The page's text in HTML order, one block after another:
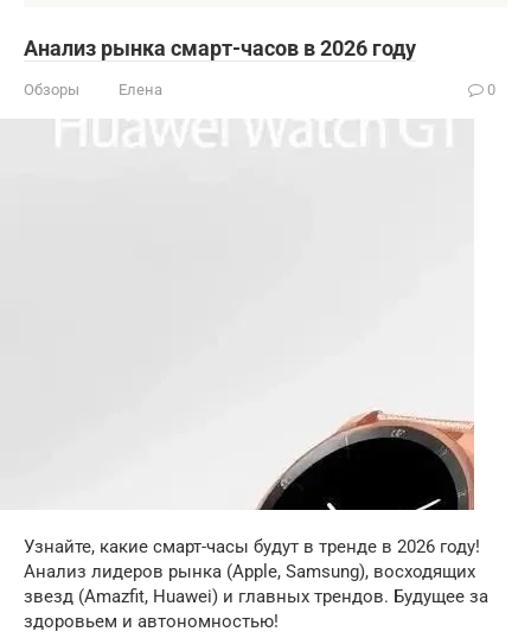
Анализ рынка смарт-часов в 2026 году
Обзоры Елена 0
Узнайте, какие смарт-часы будут в тренде в 2026 году!
Анализ лидеров рынка (Apple, Samsung), восходящих
звезд (Amazfit, Huawei) и главных трендов. Будущее за
здоровьем и автономностью!